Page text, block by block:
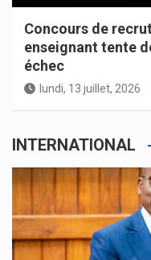
Concours de
enseignant tente
échec
lundi, 13 juillet, 2026
INTERNATIONAL